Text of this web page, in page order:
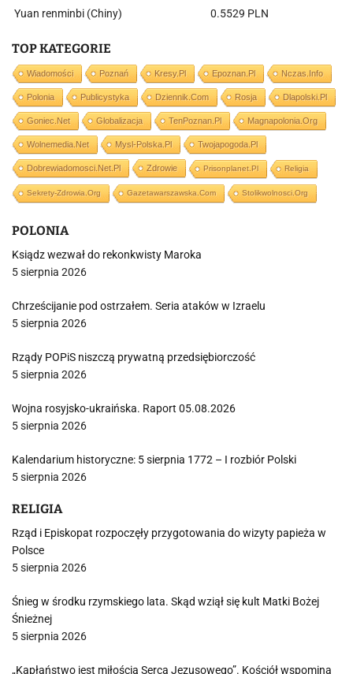
Yuan renminbi (Chiny)
0.5529 PLN
TOP KATEGORIE
Wiadomości Poznań Kresy.pl Epoznan.pl Nczas.info
Polonia Publicystyka Dziennik.com Rosja Dlapolski.pl
Goniec.net Globalizacja TenPoznan.pl Magnapolonia.org
Wolnemedia.net Mysl-Polska.pl Twojapogoda.pl
Dobrewiadomosci.net.pl Zdrowie Prisonplanet.pl Religia
Sekrety-Zdrowia.org Gazetawarszawska.com Stolikwolnosci.org
POLONIA
Ksiądz wezwał do rekonkwisty Maroka
5 sierpnia 2026
Chrześcijanie pod ostrzałem. Seria ataków w Izraelu
5 sierpnia 2026
Rządy POPiS niszczą prywatną przedsiębiorczość
5 sierpnia 2026
Wojna rosyjsko-ukraińska. Raport 05.08.2026
5 sierpnia 2026
Kalendarium historyczne: 5 sierpnia 1772 – I rozbiór Polski
5 sierpnia 2026
RELIGIA
Rząd i Episkopat rozpoczęły przygotowania do wizyty papieża w
Polsce
5 sierpnia 2026
Śnieg w środku rzymskiego lata. Skąd wziął się kult Matki Bożej
Śnieżnej
5 sierpnia 2026
„Kapłaństwo jest miłością Serca Jezusowego”. Kościół wspomina